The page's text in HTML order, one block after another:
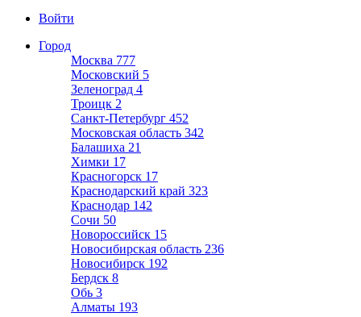
Войти
Город
Москва 777
Московский 5
Зеленоград 4
Троицк 2
Санкт-Петербург 452
Московская область 342
Балашиха 21
Химки 17
Красногорск 17
Краснодарский край 323
Краснодар 142
Сочи 50
Новороссийск 15
Новосибирская область 236
Новосибирск 192
Бердск 8
Обь 3
Алматы 193